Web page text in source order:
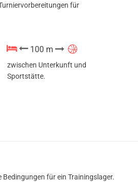
für
100 m
zwischen Unterkunft und
Sportstätte.
für ein Trainingslager.